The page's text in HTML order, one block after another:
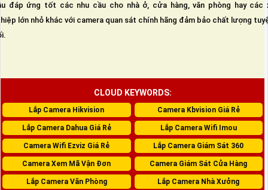
đáp ứng tốt các nhu cầu cho nhà ở, cửa hàng, văn phòng hay các
lớn nhỏ khác với camera quan sát chính hãng đảm bảo chất lượng
CLOUD KEYWORDS:
Lắp Camera Hikvision Camera Kbvision Giá Rẻ
Lắp Camera Dahua Giá Rẻ Lắp Camera Wifi Imou
Camera Wifi Ezviz Giá Rẻ Lắp Camera Giám Sát 360
Camera Xem Mã Vận Đơn Camera Giám Sát Cửa Hàng
Lắp Camera Văn Phòng Lắp Camera Nhà Xưởng